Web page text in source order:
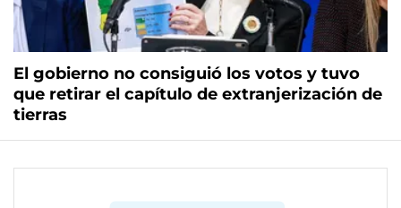
El gobierno no consiguió los votos y tuvo
que retirar el capítulo de extranjerización de
tierras